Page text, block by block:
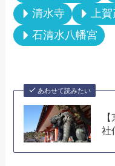
清水寺
上賀
石清水八幡宮
あわせて読みたい
社